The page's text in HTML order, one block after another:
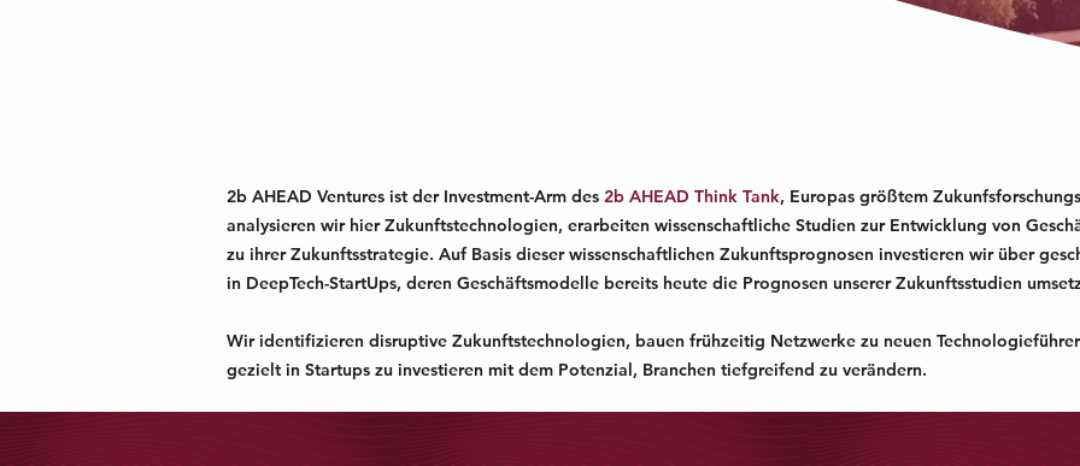
2b AHEAD Ventures ist der Investment-Arm des 2b AHEAD Think Tank, Europas größtem
analysieren wir hier Zukunftstechnologien, erarbeiten wissenschaftliche Studien zur Entwicklung von
zu ihrer Zukunftsstrategie. Auf Basis dieser wissenschaftlichen Zukunftsprognosen investieren wir über
in DeepTech-StartUps, deren Geschäftsmodelle bereits heute die Prognosen unserer Zukunftsstudien
Wir identifizieren disruptive Zukunftstechnologien, bauen frühzeitig Netzwerke zu neuen
gezielt in Startups zu investieren mit dem Potenzial, Branchen tiefgreifend zu verändern.